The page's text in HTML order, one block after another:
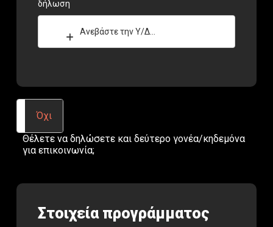
δήλωση
Ανεβάστε την Υ/Δ...
Όχι
Θέλετε να δηλώσετε και δεύτερο γονέα/κηδεμόνα
για επικοινωνία;
Στοιχεία προγράμματος